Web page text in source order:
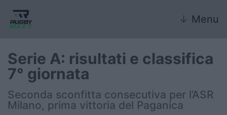
↓ Menu
Nazionale
Nazionali giovanili
Serie A: risultati e classifica
7° giornata
Seconda sconfitta consecutiva per l’ASR
Milano, prima vittoria del Paganica